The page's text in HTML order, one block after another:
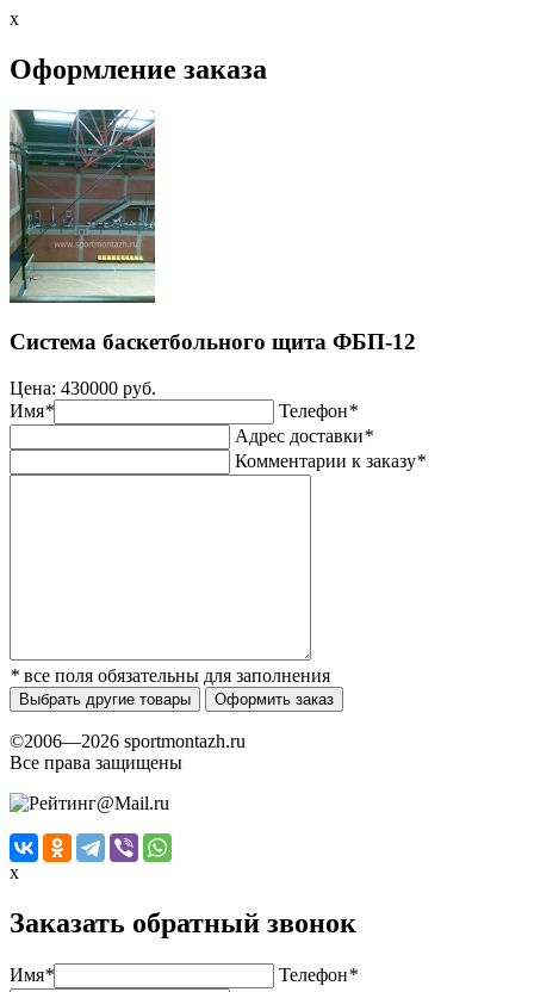
x
Оформление заказа
Система баскетбольного щита ФБП-12
Цена: 430000 руб.
Имя* Телефон*
Адрес доставки*
Комментарии к заказу*
* все поля обязательны для заполнения
Выбрать другие товары Оформить заказ
©2006—2026 sportmontazh.ru
Все права защищены
x
Заказать обратный звонок
Имя* Телефон*